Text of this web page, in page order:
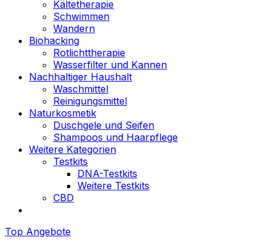
Kältetherapie
Schwimmen
Wandern
Biohacking
Rotlichttherapie
Wasserfilter und Kannen
Nachhaltiger Haushalt
Waschmittel
Reinigungsmittel
Naturkosmetik
Duschgele und Seifen
Shampoos und Haarpflege
Weitere Kategorien
Testkits
DNA-Testkits
Weitere Testkits
CBD
Top Angebote